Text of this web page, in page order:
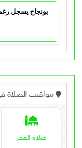
بونجاح يسجل